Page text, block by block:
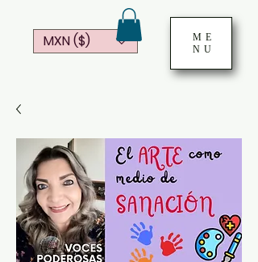
ME
NU
MXN ($)